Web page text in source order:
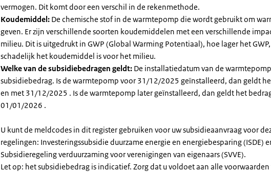
vermogen. Dit komt door een verschil in de rekenmethode.
Koudemiddel: De chemische stof in de warmtepomp die wordt gebruikt om
geven. Er zijn verschillende soorten koudemiddelen met een verschillende
milieu. Dit is uitgedrukt in GWP (Global Warming Potentiaal), hoe lager het
schadelijk het koudemiddel is voor het milieu.
Welke van de subsidiebedragen geldt: De installatiedatum van de
subsidiebedrag. Is de warmtepomp voor 31/12/2025 geïnstalleerd, dan geldt
en met 31/12/2025 . Is de warmtepomp later geïnstalleerd, dan geldt het
01/01/2026 .
U kunt de meldcodes in dit register gebruiken voor uw subsidieaanvraag voor
regelingen: Investeringssubsidie duurzame energie en energiebesparing (ISDE)
Subsidieregeling verduurzaming voor verenigingen van eigenaars (SVVE).
Let op: het subsidiebedrag is indicatief. Zorg dat u voldoet aan alle voorwaarden